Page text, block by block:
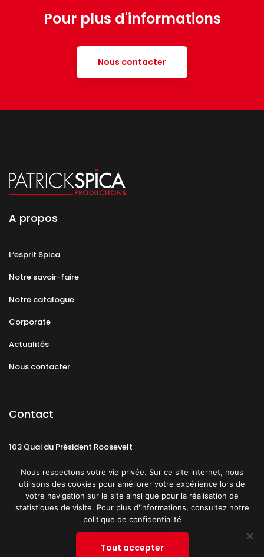
Pour plus d'informations
Nous contacter
A propos
L’esprit Spica
Notre savoir-faire
Notre catalogue
Corporate
Actualités
Nous contacter
Contact
103 Quai du Président Roosevelt
CGU Politique de confidentialité
Nous respectons votre vie privée. Sur ce site internet, nous
utilisons des cookies pour améliorer votre expérience lors de
votre navigation sur le site ainsi que pour la réalisation de
statistiques de visite. Pour plus d'informations, consultez notre
politique de confidentialité
Tout accepter